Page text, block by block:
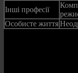
Інші професії
Особисте життя